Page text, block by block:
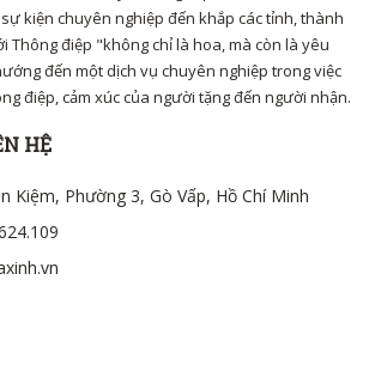
kiện chuyên nghiệp đến khắp các tỉnh, thành
Thông điệp "không chỉ là hoa, mà còn là yêu
đến một dịch vụ chuyên nghiệp trong việc
điệp, cảm xúc của người tặng đến người nhận.
HỆ
Kiệm, Phường 3, Gò Vấp, Hồ Chí Minh